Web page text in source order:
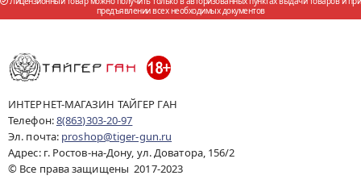
предъявлении всех необходимых документов
ИНТЕРНЕТ-МАГАЗИН ТАЙГЕР ГАН
Телефон:8(863)303-20-97
Эл. почта: proshop@tiger-gun.ru
Адрес: г. Ростов-на-Дону, ул. Доватора, 156/2
© Все права защищены 2017-2023